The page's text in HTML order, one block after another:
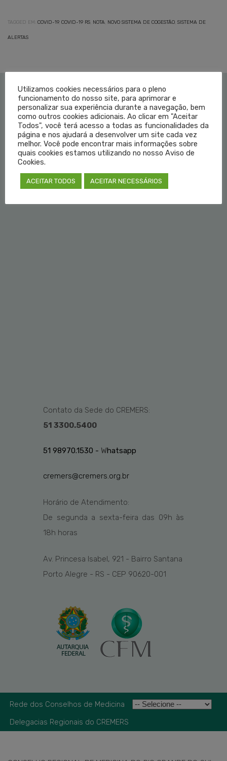
TAGGED EM: COVID-19, COVID-19 RS NOTA NOVO SISTEMA DE COGESTÃO SISTEMA DE
ALERTAS
Institucional
Educação Médica
Fale Conosco
Contato da Sede do CREMERS:
51 3300.5400
51 98970.1530 - Whatsapp
cremers@cremers.org.br
Horário de Atendimento:
De segunda a sexta-feira das 09h às
18h horas
Av. Princesa Isabel, 921 - Bairro Santana
Porto Alegre - RS - CEP 90620-001
Rede dos Conselhos de Medicina
Delegacias Regionais do CREMERS
Utilizamos cookies necessários para o pleno
funcionamento do nosso site, para aprimorar e
personalizar sua experiência durante a navegação, bem
como outros cookies adicionais. Ao clicar em "Aceitar
Todos", você terá acesso a todas as funcionalidades da
página e nos ajudará a desenvolver um site cada vez
melhor. Você pode encontrar mais informações sobre
quais cookies estamos utilizando no nosso Aviso de
Cookies.
ACEITAR TODOS ACEITAR NECESSÁRIOS